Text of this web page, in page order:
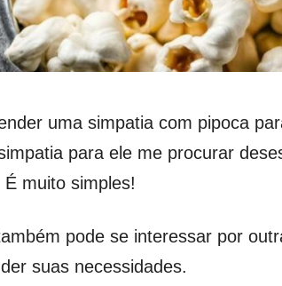
uma simpatia com pipoca
para ele me procurar
muito simples!
pode se interessar por
suas necessidades.